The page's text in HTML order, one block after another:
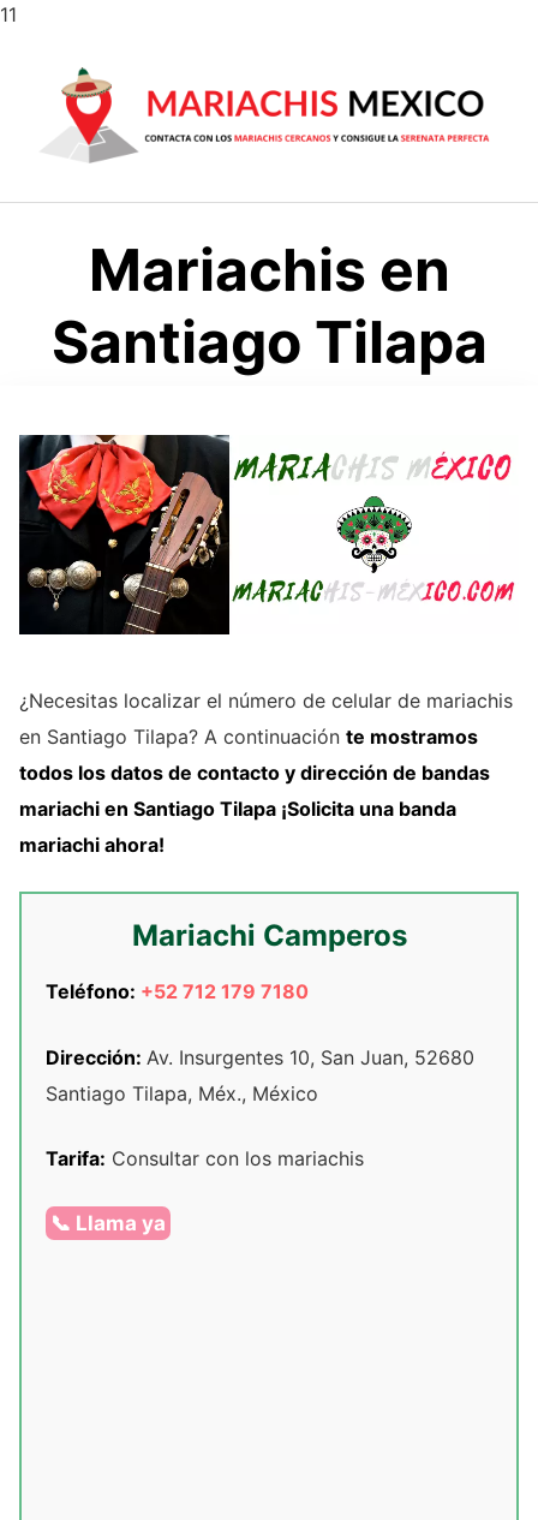
11
contenido
Mariachis en
Santiago Tilapa
¿Necesitas localizar el número de celular de mariachis
en Santiago Tilapa? A continuación te mostramos
todos los datos de contacto y dirección de bandas
mariachi en Santiago Tilapa ¡Solicita una banda
mariachi ahora!
Mariachi Camperos
Teléfono: +52 712 179 7180
Dirección: Av. Insurgentes 10, San Juan, 52680
Santiago Tilapa, Méx., México
Tarifa: Consultar con los mariachis
📞 Llama ya